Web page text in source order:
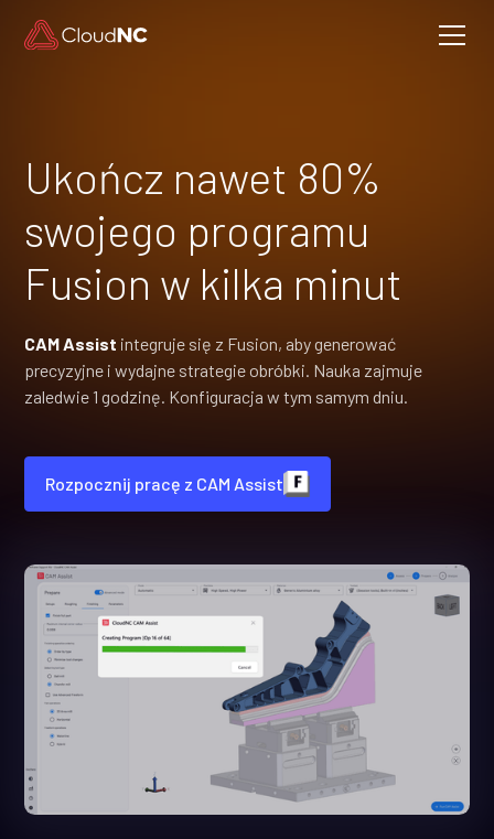
Ukończ nawet 80%
swojego programu
Fusion w kilka minut
CAM Assist integruje się z Fusion, aby generować
precyzyjne i wydajne strategie obróbki. Nauka zajmuje
zaledwie 1 godzinę. Konfiguracja w tym samym dniu.
Rozpocznij pracę z CAM Assist